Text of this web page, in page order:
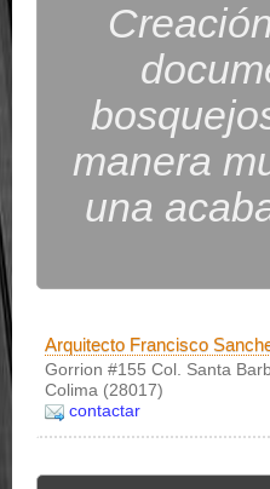
manera
una
Arquitecto Francisco
Gorrion #155 Col. Santa
Colima (28017)
contactar